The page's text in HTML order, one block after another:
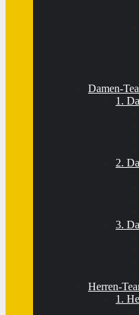
Damen-
1.
2.
3.
Herren-
1.